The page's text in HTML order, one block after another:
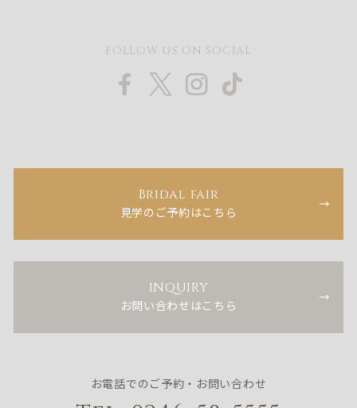
FOLLOW US ON SOCIAL
Bridal fair
見学のご予約はこちら
INQUIRY
お問い合わせはこちら
お電話でのご予約・お問い合わせ